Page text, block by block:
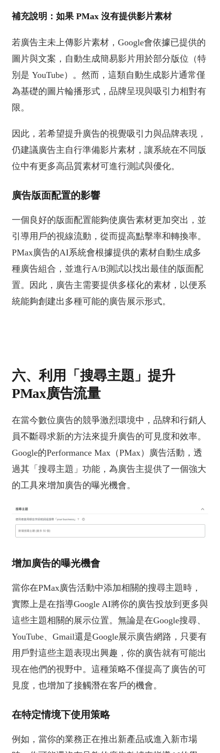
補充說明：如果 PMax 沒有提供影片素材
若廣告主未上傳影片素材，Google會依據已提供的
圖片與文案，自動生成簡易影片用於部分版位（特
別是 YouTube）。然而，這類自動生成影片通常僅
為基礎的圖片輪播形式，品牌呈現與吸引力相對有
限。
因此，若希望提升廣告的視覺吸引力與品牌表現，
仍建議廣告主自行準備影片素材，讓系統在不同版
位中有更多高品質素材可進行測試與優化。
廣告版面配置的影響
一個良好的版面配置能夠使廣告素材更加突出，並
引導用戶的視線流動，從而提高點擊率和轉換率。
PMax廣告的AI系統會根據提供的素材自動生成多
種廣告組合，並進行A/B測試以找出最佳的版面配
置。因此，廣告主需要提供多樣化的素材，以便系
統能夠創建出多種可能的廣告展示形式。
六、利用「搜尋主題」提升
PMax廣告流量
在當今數位廣告的競爭激烈環境中，品牌和行銷人
員不斷尋求新的方法來提升廣告的可見度和效率。
Google的Performance Max（PMax）廣告活動，透
過其「搜尋主題」功能，為廣告主提供了一個強大
的工具來增加廣告的曝光機會。
增加廣告的曝光機會
當你在PMax廣告活動中添加相關的搜尋主題時，
實際上是在指導Google AI將你的廣告投放到更多與
這些主題相關的展示位置。無論是在Google搜尋、
YouTube、Gmail還是Google展示廣告網路，只要有
用戶對這些主題表現出興趣，你的廣告就有可能出
現在他們的視野中。這種策略不僅提高了廣告的可
見度，也增加了接觸潛在客戶的機會。
在特定情境下使用策略
例如，當你的業務正在推出新產品或進入新市場